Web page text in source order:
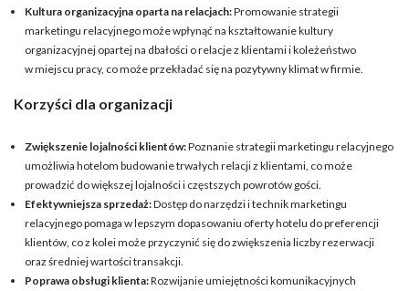
Kultura organizacyjna oparta na relacjach:Promowanie strategii
marketingu relacyjnego może wpłynąć na kształtowanie kultury
organizacyjnej opartej na dbałości o relacje z klientami i koleżeństwo
w miejscu pracy, co może przekładać się na pozytywny klimat w firmie.
Korzyści dla organizacji
Zwiększenie lojalności klientów:Poznanie strategii marketingu relacyjnego
umożliwia hotelom budowanie trwałych relacji z klientami, co może
prowadzić do większej lojalności i częstszych powrotów gości.
Efektywniejsza sprzedaż:Dostęp do narzędzi i technik marketingu
relacyjnego pomaga w lepszym dopasowaniu oferty hotelu do preferencji
klientów, co z kolei może przyczynić się do zwiększenia liczby rezerwacji
oraz średniej wartości transakcji.
Poprawa obsługi klienta:Rozwijanie umiejętności komunikacyjnych